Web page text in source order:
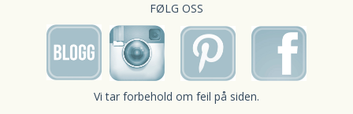
FØLG OSS
Vi tar forbehold om feil på siden.